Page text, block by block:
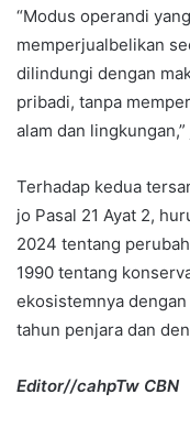
“Modus operandi
memperjualbelikan
dilindungi dengan
pribadi, tanpa
alam dan
Terhadap kedua
jo Pasal 21 Ayat 2,
2024 tentang
1990 tentang
ekosistemnya
tahun penjara dan
Editor//cahpTw CBN